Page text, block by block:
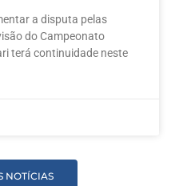
a disputa pelas
do Campeonato
terá continuidade neste
NOTÍCIAS